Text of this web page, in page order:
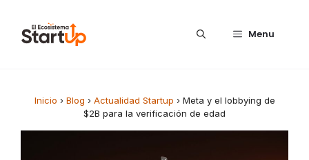
Menu
Inicio › Blog › Actualidad Startup › Meta y el lobbying de
$2B para la verificación de edad